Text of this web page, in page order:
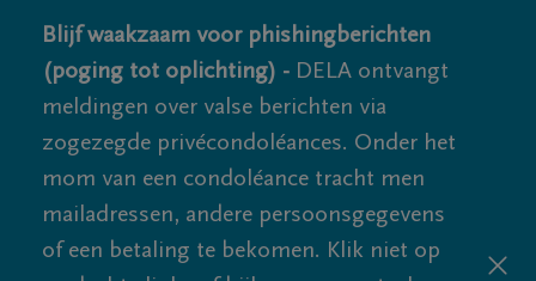
Blijf waakzaam voor phishingberichten
(poging tot oplichting) - DELA ontvangt
meldingen over valse berichten via
zogezegde privécondoléances. Onder het
mom van een condoléance tracht men
mailadressen, andere persoonsgegevens
of een betaling te bekomen. Klik niet op